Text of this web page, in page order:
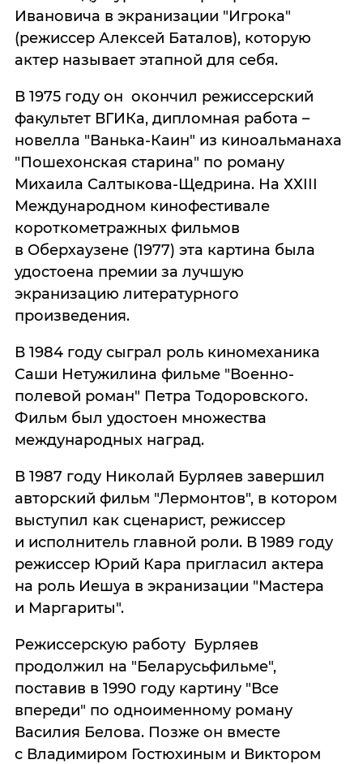
Ивановича в экранизации "Игрока"
(режиссер Алексей Баталов), которую
актер называет этапной для себя.
В 1975 году он окончил режиссерский
факультет ВГИКа, дипломная работа –
новелла "Ванька-Каин" из киноальманаха
"Пошехонская старина" по роману
Михаила Салтыкова-Щедрина. На ХХIII
Международном кинофестивале
короткометражных фильмов
в Оберхаузене (1977) эта картина была
удостоена премии за лучшую
экранизацию литературного
произведения.
В 1984 году сыграл роль киномеханика
Саши Нетужилина фильме "Военно-
полевой роман" Петра Тодоровского.
Фильм был удостоен множества
международных наград.
В 1987 году Николай Бурляев завершил
авторский фильм "Лермонтов", в котором
выступил как сценарист, режиссер
и исполнитель главной роли. В 1989 году
режиссер Юрий Кара пригласил актера
на роль Иешуа в экранизации "Мастера
и Маргариты".
Режиссерскую работу Бурляев
продолжил на "Беларусьфильме",
поставив в 1990 году картину "Все
впереди" по одноименному роману
Василия Белова. Позже он вместе
с Владимиром Гостюхиным и Виктором